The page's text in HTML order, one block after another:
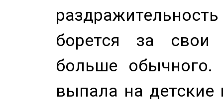
борется за свои
больше
выпала на детские